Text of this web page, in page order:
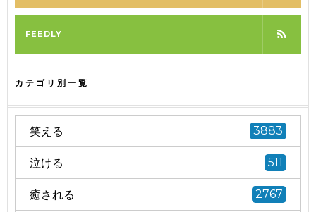
FEEDLY
カテゴリ別一覧
笑える 3883
泣ける 511
癒される 2767